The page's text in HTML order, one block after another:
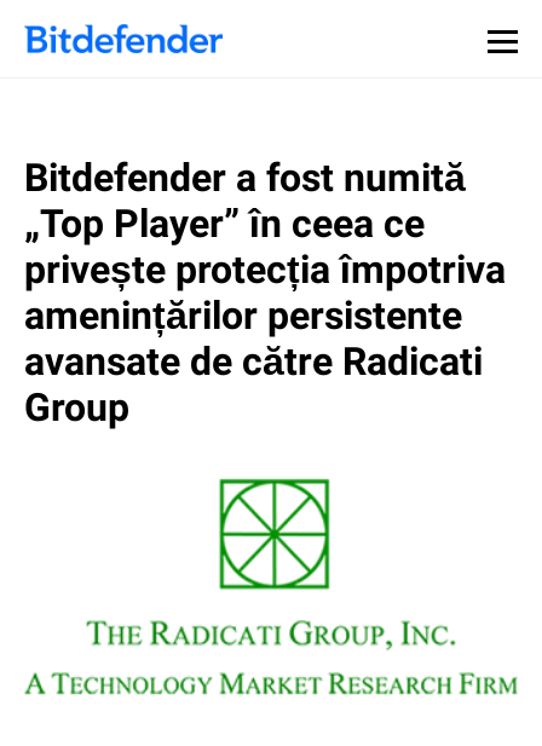
Bitdefender a fost numită
„Top Player” în ceea ce
privește protecția împotriva
amenințărilor persistente
avansate de către Radicati
Group